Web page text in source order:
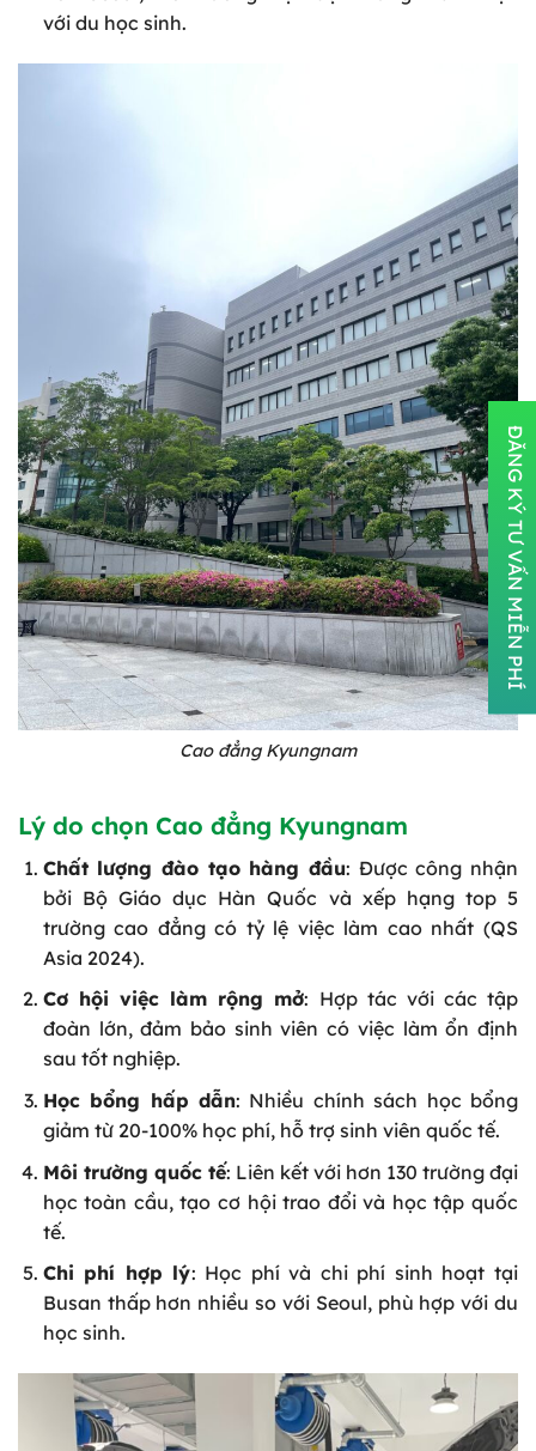
với du học sinh.
Cao đẳng Kyungnam
Lý do chọn Cao đẳng Kyungnam
Chất lượng đào tạo hàng đầu: Được công nhận
bởi Bộ Giáo dục Hàn Quốc và xếp hạng top 5
trường cao đẳng có tỷ lệ việc làm cao nhất (QS
Asia 2024).
Cơ hội việc làm rộng mở: Hợp tác với các tập
đoàn lớn, đảm bảo sinh viên có việc làm ổn định
sau tốt nghiệp.
Học bổng hấp dẫn: Nhiều chính sách học bổng
giảm từ 20-100% học phí, hỗ trợ sinh viên quốc tế.
Môi trường quốc tế: Liên kết với hơn 130 trường đại
học toàn cầu, tạo cơ hội trao đổi và học tập quốc
tế.
Chi phí hợp lý: Học phí và chi phí sinh hoạt tại
Busan thấp hơn nhiều so với Seoul, phù hợp với du
học sinh.
ĐĂNG KÝ TƯ VẤN MIỄN PHÍ